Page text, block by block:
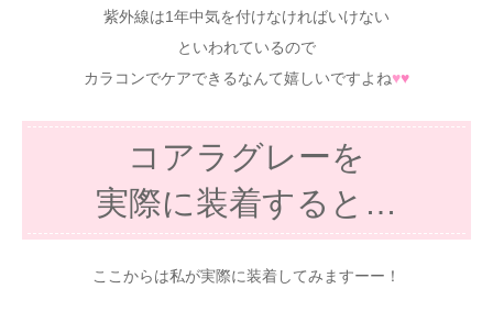
紫外線は1年中気を付けなければいけない
といわれているので
カラコンでケアできるなんて嬉しいですよね♥♥
コアラグレーを
実際に装着すると…
ここからは私が実際に装着してみますーー！